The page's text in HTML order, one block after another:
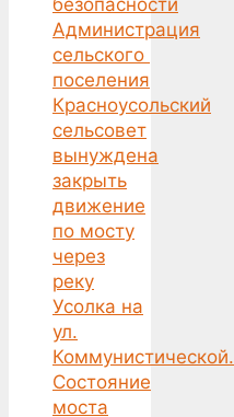
Администрация
сельского
поселения
Красноусольский
сельсовет
вынуждена
закрыть
движение
по мосту
через
реку
Усолка на
ул.
Коммунистической.
Состояние
моста